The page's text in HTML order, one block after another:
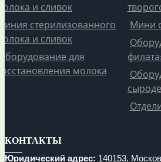
и сливок
стерилизованного
и сливок
для
молока
Мини
КОНТАКТЫ
Юридический адрес: 140153,